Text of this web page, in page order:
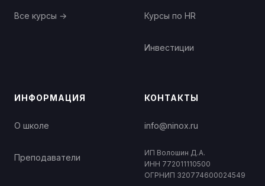
Все курсы → Курсы по HR
Инвестиции
ИНФОРМАЦИЯ
О школе
Преподаватели
КОНТАКТЫ
info@ninox.ru
ИП Волошин Д.А.
ИНН 772011110500
ОГРНИП 320774600024549